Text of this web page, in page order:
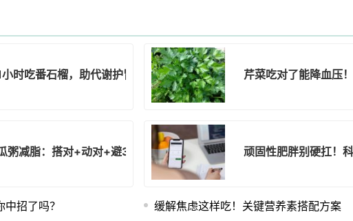
小时吃番石榴，助代谢护胃有妙招！ 芹菜吃对了能降血压
粥减脂：搭对+动对+避3坑 顽固性肥胖别硬扛！
招了吗？ 缓解焦虑这样吃！关键营养素搭配方案